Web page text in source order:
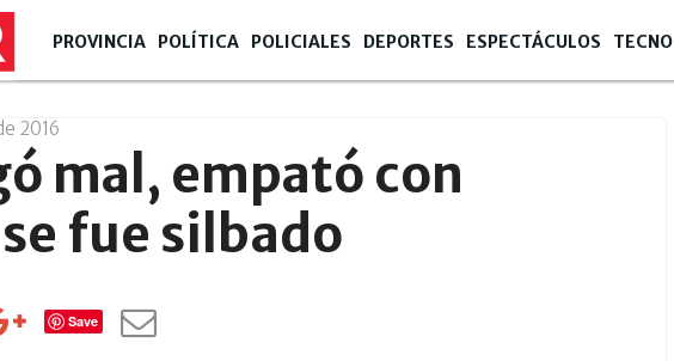
PROVINCIA POLÍTICA POLICIALES DEPORTES ESPECTÁCULOS TECNO
2016
mal, empató con
fue silbado
Save